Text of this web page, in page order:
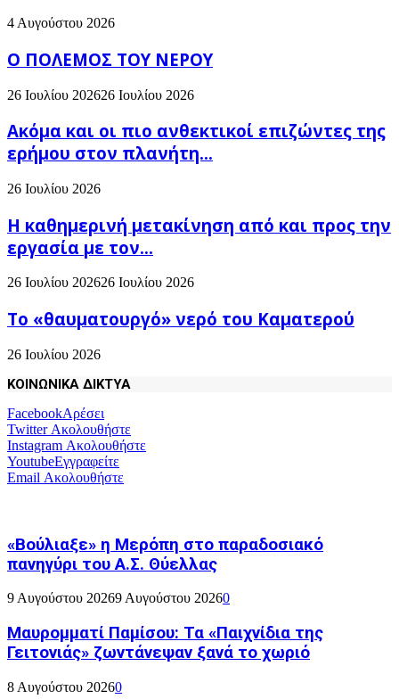
4 Αυγούστου 2026
Ο ΠΟΛΕΜΟΣ ΤΟΥ ΝΕΡΟΥ
26 Ιουλίου 202626 Ιουλίου 2026
Ακόμα και οι πιο ανθεκτικοί επιζώντες της
ερήμου στον πλανήτη...
26 Ιουλίου 2026
H καθημερινή μετακίνηση από και προς την
εργασία με τον...
26 Ιουλίου 202626 Ιουλίου 2026
Το «θαυματουργό» νερό του Καματερού
26 Ιουλίου 2026
ΚΟΙΝΩΝΙΚΑ ΔΙΚΤΥΑ
FacebookΑρέσει
TwitterΑκολουθήστε
Instagram Ακολουθήστε
YoutubeΕγγραφείτε
Email Ακολουθήστε
«Βούλιαξε» η Μερόπη στο παραδοσιακό
πανηγύρι του Α.Σ. Θύελλας
9 Αυγούστου 20269 Αυγούστου 20260
Μαυρομματί Παμίσου: Τα «Παιχνίδια της
Γειτονιάς» ζωντάνεψαν ξανά το χωριό
8 Αυγούστου 20260